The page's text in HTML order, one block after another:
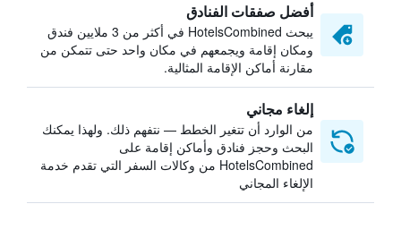
أفضل صفقات الفنادق
يبحث HotelsCombined في أكثر من 3 ملايين فندق
ومكان إقامة ويجمعهم في مكان واحد حتى تتمكن من
مقارنة أماكن الإقامة المثالية.
إلغاء مجاني
من الوارد أن تتغير الخطط — نتفهم ذلك. ولهذا يمكنك
البحث وحجز فنادق وأماكن إقامة على
HotelsCombined من وكالات السفر التي تقدم خدمة
الإلغاء المجاني